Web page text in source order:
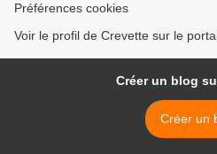
Préférences cookies
Voir le profil de Crevette sur le
Créer un blog
Créer un